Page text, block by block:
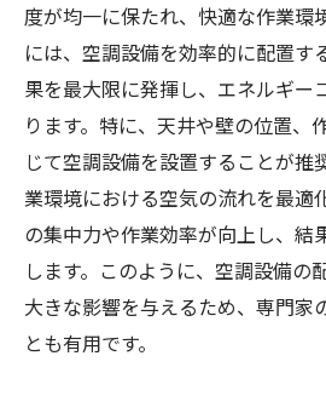
度が均一に保たれ、快適な作業環
には、空調設備を効率的に配置す
果を最大限に発揮し、エネルギー
ります。特に、天井や壁の位置、
じて空調設備を設置することが推
業環境における空気の流れを最適
の集中力や作業効率が向上し、結
します。このように、空調設備の
大きな影響を与えるため、専門家
とも有用です。